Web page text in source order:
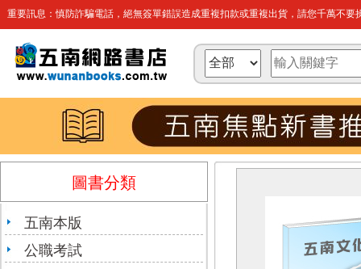
重要訊息：慎防詐騙電話，絕無簽單錯誤造成重複扣款或重複出貨，請您千萬不要
圖書分類
五南本版
公職考試